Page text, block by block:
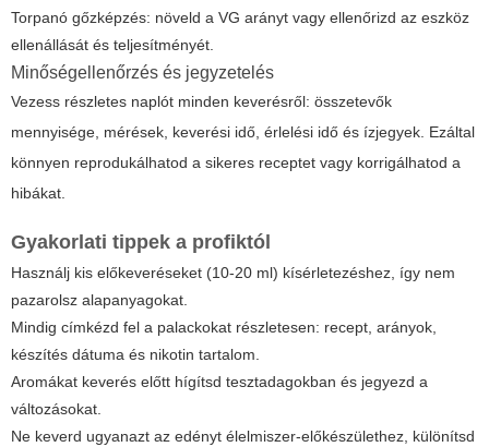
Torpanó gőzképzés: növeld a VG arányt vagy ellenőrizd az eszköz
ellenállását és teljesítményét.
Minőségellenőrzés és jegyzetelés
Vezess részletes naplót minden keverésről: összetevők
mennyisége, mérések, keverési idő, érlelési idő és ízjegyek. Ezáltal
könnyen reprodukálhatod a sikeres receptet vagy korrigálhatod a
hibákat.
Gyakorlati tippek a profiktól
Használj kis előkeveréseket (10-20 ml) kísérletezéshez, így nem
pazarolsz alapanyagokat.
Mindig címkézd fel a palackokat részletesen: recept, arányok,
készítés dátuma és nikotin tartalom.
Aromákat keverés előtt hígítsd tesztadagokban és jegyezd a
változásokat.
Ne keverd ugyanazt az edényt élelmiszer-előkészülethez, különítsd